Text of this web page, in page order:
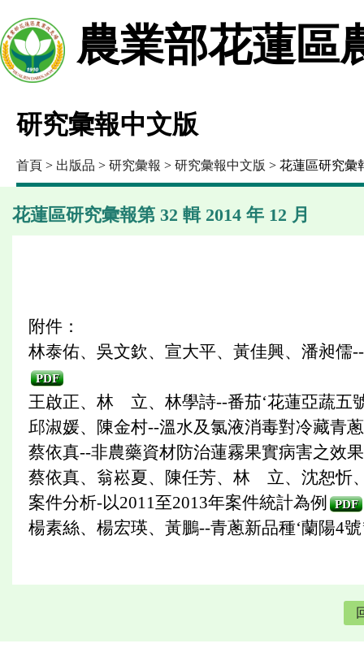
農業部花蓮區
研究彙報中文版
首頁 > 出版品 > 研究彙報 > 研究彙報中文版 > 花蓮區研究彙
花蓮區研究彙報第 32 輯 2014 年 12 月
附件：
林泰佑、吳文欽、宣大平、黃佳興、潘昶儒
PDF
王啟正、林 立、林學詩--番茄‘花蓮亞蔬五
邱淑媛、陳金村--溫水及氯液消毒對冷藏青
蔡依真--非農藥資材防治蓮霧果實病害之效
蔡依真、翁崧夏、陳任芳、林 立、沈恕忻
案件分析-以2011至2013年案件統計為例 PDF
楊素絲、楊宏瑛、黃鵬--青蔥新品種‘蘭陽4號